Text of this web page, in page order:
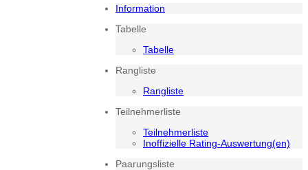
Information
Tabelle
Tabelle
Rangliste
Rangliste
Teilnehmerliste
Teilnehmerliste
Inoffizielle Rating-Auswertung(en)
Paarungsliste